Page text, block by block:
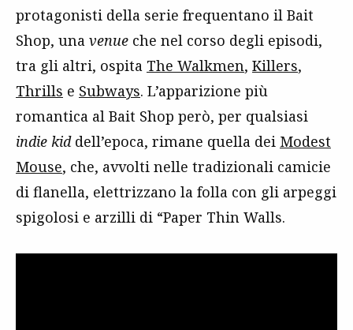
protagonisti della serie frequentano il Bait
Shop, una venue che nel corso degli episodi,
tra gli altri, ospita The Walkmen, Killers,
Thrills e Subways. L’apparizione più
romantica al Bait Shop però, per qualsiasi
indie kiddell’epoca, rimane quella dei Modest
Mouse, che, avvolti nelle tradizionali camicie
di flanella, elettrizzano la folla con gli arpeggi
spigolosi e arzilli di “Paper Thin Walls.